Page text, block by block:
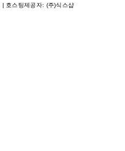
| 호스팅제공자: (주)식스샵